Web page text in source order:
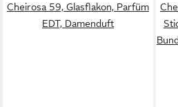
Cheirosa 59, Glasflakon, Parfüm
EDT, Damenduft